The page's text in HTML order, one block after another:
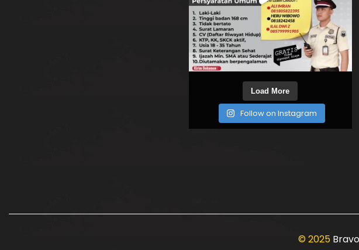
Load More
Follow on Instagram
© 2025